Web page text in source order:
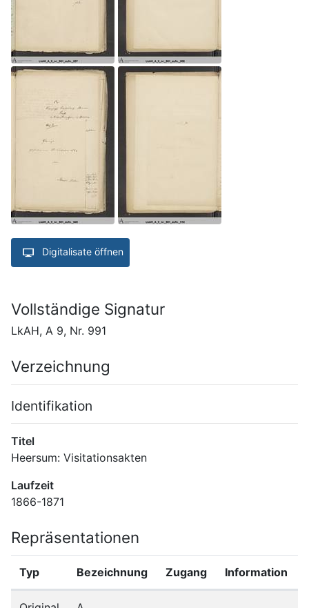
Digitalisate öffnen
Vollständige Signatur
LkAH, A 9, Nr. 991
Verzeichnung
Identifikation
Titel
Heersum: Visitationsakten
Laufzeit
1866-1871
Repräsentationen
Typ Bezeichnung Zugang Information